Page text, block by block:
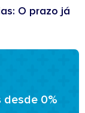
O prazo já
0%